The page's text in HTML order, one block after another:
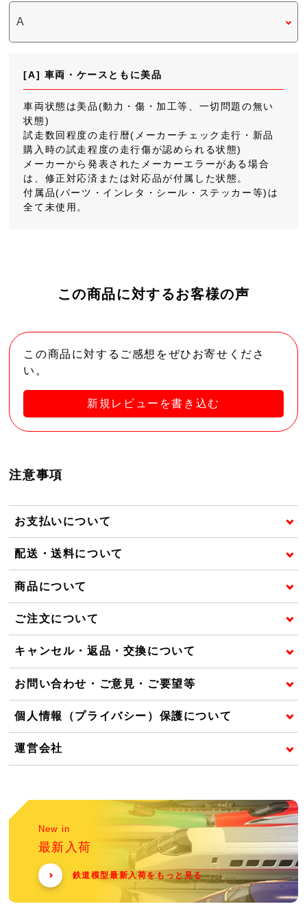
[A] 車両・ケースともに美品
車両状態は美品(動力・傷・加工等、一切問題の無い
状態)
試走数回程度の走行暦(メーカーチェック走行・新品
購入時の試走程度の走行傷が認められる状態)
メーカーから発表されたメーカーエラーがある場合
は、修正対応済または対応品が付属した状態。
付属品(パーツ・インレタ・シール・ステッカー等)は
全て未使用。
この商品に対するお客様の声
この商品に対するご感想をぜひお寄せくださ
い。
新規レビューを書き込む
注意事項
お支払いについて
配送・送料について
商品について
ご注文について
キャンセル・返品・交換について
お問い合わせ・ご意見・ご要望等
個人情報（プライバシー）保護について
運営会社
New in
最新入荷
鉄道模型最新入荷をもっと見る